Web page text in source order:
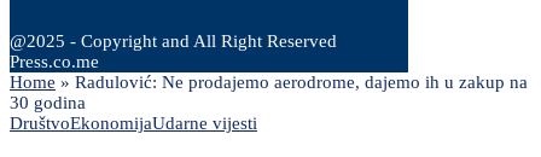
@2025 - Copyright and All Right Reserved
Press.co.me
Home » Radulović: Ne prodajemo aerodrome, dajemo ih u zakup na
30 godina
DruštvoEkonomijaUdarne vijesti